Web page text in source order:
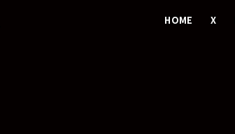
HOME X